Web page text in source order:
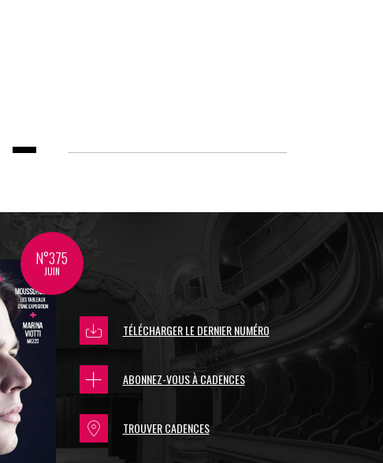
N°375
JUIN
TÉLÉCHARGER LE DERNIER NUMÉRO
ABONNEZ-VOUS À CADENCES
TROUVER CADENCES